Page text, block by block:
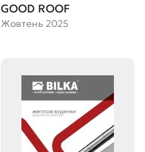
GOOD ROOF
Жовтень 2025